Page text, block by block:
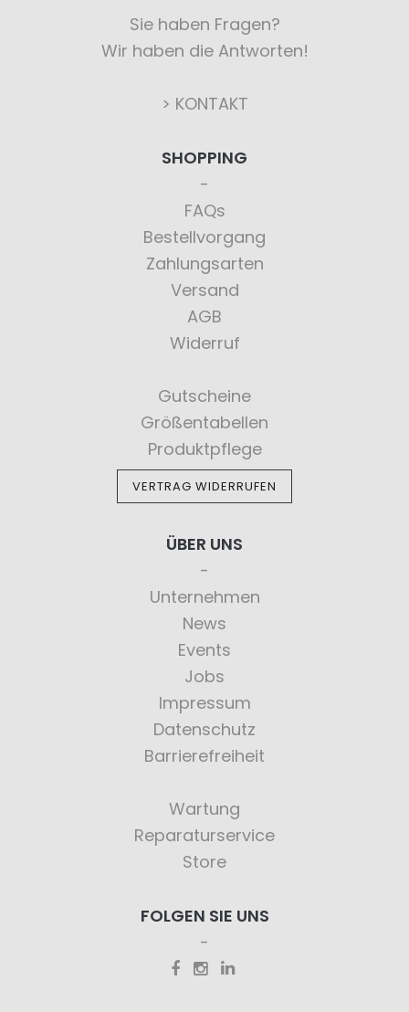
Sie haben Fragen?
Wir haben die Antworten!
> KONTAKT
SHOPPING
FAQs
Bestellvorgang
Zahlungsarten
Versand
AGB
Widerruf
Gutscheine
Größentabellen
Produktpflege
VERTRAG WIDERRUFEN
ÜBER UNS
Unternehmen
News
Events
Jobs
Impressum
Datenschutz
Barrierefreiheit
Wartung
Reparaturservice
Store
FOLGEN SIE UNS